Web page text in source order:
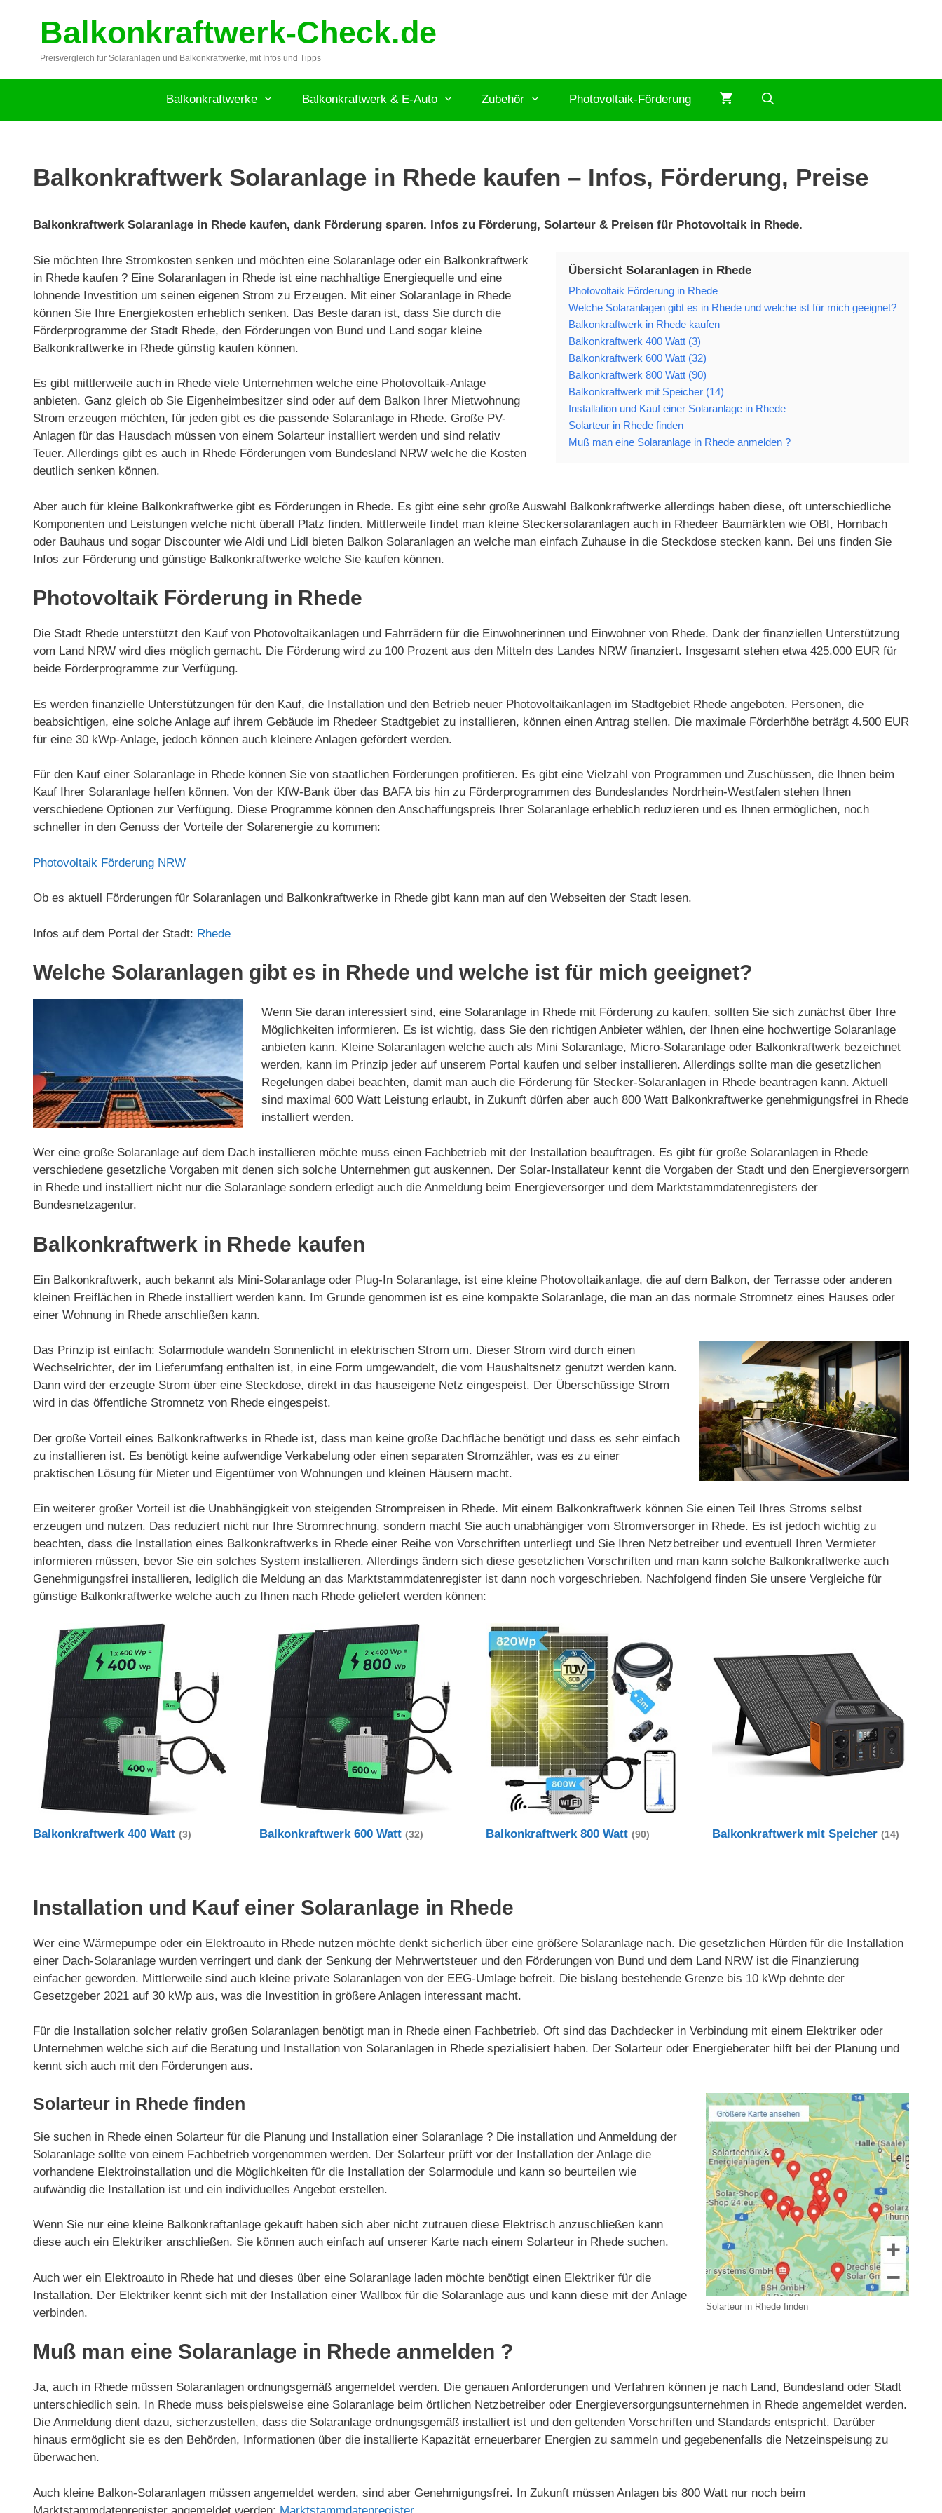
springenBalkonkraftwerk-Check.de
Preisvergleich für Solaranlagen und Balkonkraftwerke, mit Infos und Tipps
Balkonkraftwerke Balkonkraftwerk & E-Auto Zubehör Photovoltaik-Förderung
Balkonkraftwerk Solaranlage in Rhede kaufen – Infos, Förderung, Preise
Balkonkraftwerk Solaranlage in Rhede kaufen, dank Förderung sparen. Infos zu Förderung, Solarteur & Preisen für Photovoltaik in Rhede.
Übersicht Solaranlagen in Rhede
Photovoltaik Förderung in Rhede
Welche Solaranlagen gibt es in Rhede und welche ist für mich geeignet?
Balkonkraftwerk in Rhede kaufen
Balkonkraftwerk 400 Watt (3)
Balkonkraftwerk 600 Watt (32)
Balkonkraftwerk 800 Watt (90)
Balkonkraftwerk mit Speicher (14)
Installation und Kauf einer Solaranlage in Rhede
Solarteur in Rhede finden
Muß man eine Solaranlage in Rhede anmelden ?
Sie möchten Ihre Stromkosten senken und möchten eine Solaranlage oder ein Balkonkraftwerk
in Rhede kaufen ? Eine Solaranlagen in Rhede ist eine nachhaltige Energiequelle und eine
lohnende Investition um seinen eigenen Strom zu Erzeugen. Mit einer Solaranlage in Rhede
können Sie Ihre Energiekosten erheblich senken. Das Beste daran ist, dass Sie durch die
Förderprogramme der Stadt Rhede, den Förderungen von Bund und Land sogar kleine
Balkonkraftwerke in Rhede günstig kaufen können.
Es gibt mittlerweile auch in Rhede viele Unternehmen welche eine Photovoltaik-Anlage
anbieten. Ganz gleich ob Sie Eigenheimbesitzer sind oder auf dem Balkon Ihrer Mietwohnung
Strom erzeugen möchten, für jeden gibt es die passende Solaranlage in Rhede. Große PV-
Anlagen für das Hausdach müssen von einem Solarteur installiert werden und sind relativ
Teuer. Allerdings gibt es auch in Rhede Förderungen vom Bundesland NRW welche die Kosten
deutlich senken können.
Aber auch für kleine Balkonkraftwerke gibt es Förderungen in Rhede. Es gibt eine sehr große Auswahl Balkonkraftwerke allerdings haben diese, oft unterschiedliche
Komponenten und Leistungen welche nicht überall Platz finden. Mittlerweile findet man kleine Steckersolaranlagen auch in Rhedeer Baumärkten wie OBI, Hornbach
oder Bauhaus und sogar Discounter wie Aldi und Lidl bieten Balkon Solaranlagen an welche man einfach Zuhause in die Steckdose stecken kann. Bei uns finden Sie
Infos zur Förderung und günstige Balkonkraftwerke welche Sie kaufen können.
Photovoltaik Förderung in Rhede
Die Stadt Rhede unterstützt den Kauf von Photovoltaikanlagen und Fahrrädern für die Einwohnerinnen und Einwohner von Rhede. Dank der finanziellen Unterstützung
vom Land NRW wird dies möglich gemacht. Die Förderung wird zu 100 Prozent aus den Mitteln des Landes NRW finanziert. Insgesamt stehen etwa 425.000 EUR für
beide Förderprogramme zur Verfügung.
Es werden finanzielle Unterstützungen für den Kauf, die Installation und den Betrieb neuer Photovoltaikanlagen im Stadtgebiet Rhede angeboten. Personen, die
beabsichtigen, eine solche Anlage auf ihrem Gebäude im Rhedeer Stadtgebiet zu installieren, können einen Antrag stellen. Die maximale Förderhöhe beträgt 4.500 EUR
für eine 30 kWp-Anlage, jedoch können auch kleinere Anlagen gefördert werden.
Für den Kauf einer Solaranlage in Rhede können Sie von staatlichen Förderungen profitieren. Es gibt eine Vielzahl von Programmen und Zuschüssen, die Ihnen beim
Kauf Ihrer Solaranlage helfen können. Von der KfW-Bank über das BAFA bis hin zu Förderprogrammen des Bundeslandes Nordrhein-Westfalen stehen Ihnen
verschiedene Optionen zur Verfügung. Diese Programme können den Anschaffungspreis Ihrer Solaranlage erheblich reduzieren und es Ihnen ermöglichen, noch
schneller in den Genuss der Vorteile der Solarenergie zu kommen:
Photovoltaik Förderung NRW
Ob es aktuell Förderungen für Solaranlagen und Balkonkraftwerke in Rhede gibt kann man auf den Webseiten der Stadt lesen.
Infos auf dem Portal der Stadt: Rhede
Welche Solaranlagen gibt es in Rhede und welche ist für mich geeignet?
Wenn Sie daran interessiert sind, eine Solaranlage in Rhede mit Förderung zu kaufen, sollten Sie sich zunächst über Ihre
Möglichkeiten informieren. Es ist wichtig, dass Sie den richtigen Anbieter wählen, der Ihnen eine hochwertige Solaranlage
anbieten kann. Kleine Solaranlagen welche auch als Mini Solaranlage, Micro-Solaranlage oder Balkonkraftwerk bezeichnet
werden, kann im Prinzip jeder auf unserem Portal kaufen und selber installieren. Allerdings sollte man die gesetzlichen
Regelungen dabei beachten, damit man auch die Förderung für Stecker-Solaranlagen in Rhede beantragen kann. Aktuell
sind maximal 600 Watt Leistung erlaubt, in Zukunft dürfen aber auch 800 Watt Balkonkraftwerke genehmigungsfrei in Rhede
installiert werden.
Wer eine große Solaranlage auf dem Dach installieren möchte muss einen Fachbetrieb mit der Installation beauftragen. Es gibt für große Solaranlagen in Rhede
verschiedene gesetzliche Vorgaben mit denen sich solche Unternehmen gut auskennen. Der Solar-Installateur kennt die Vorgaben der Stadt und den Energieversorgern
in Rhede und installiert nicht nur die Solaranlage sondern erledigt auch die Anmeldung beim Energieversorger und dem Marktstammdatenregisters der
Bundesnetzagentur.
Balkonkraftwerk in Rhede kaufen
Ein Balkonkraftwerk, auch bekannt als Mini-Solaranlage oder Plug-In Solaranlage, ist eine kleine Photovoltaikanlage, die auf dem Balkon, der Terrasse oder anderen
kleinen Freiflächen in Rhede installiert werden kann. Im Grunde genommen ist es eine kompakte Solaranlage, die man an das normale Stromnetz eines Hauses oder
einer Wohnung in Rhede anschließen kann.
Das Prinzip ist einfach: Solarmodule wandeln Sonnenlicht in elektrischen Strom um. Dieser Strom wird durch einen
Wechselrichter, der im Lieferumfang enthalten ist, in eine Form umgewandelt, die vom Haushaltsnetz genutzt werden kann.
Dann wird der erzeugte Strom über eine Steckdose, direkt in das hauseigene Netz eingespeist. Der Überschüssige Strom
wird in das öffentliche Stromnetz von Rhede eingespeist.
Der große Vorteil eines Balkonkraftwerks in Rhede ist, dass man keine große Dachfläche benötigt und dass es sehr einfach
zu installieren ist. Es benötigt keine aufwendige Verkabelung oder einen separaten Stromzähler, was es zu einer
praktischen Lösung für Mieter und Eigentümer von Wohnungen und kleinen Häusern macht.
Ein weiterer großer Vorteil ist die Unabhängigkeit von steigenden Strompreisen in Rhede. Mit einem Balkonkraftwerk können Sie einen Teil Ihres Stroms selbst
erzeugen und nutzen. Das reduziert nicht nur Ihre Stromrechnung, sondern macht Sie auch unabhängiger vom Stromversorger in Rhede. Es ist jedoch wichtig zu
beachten, dass die Installation eines Balkonkraftwerks in Rhede einer Reihe von Vorschriften unterliegt und Sie Ihren Netzbetreiber und eventuell Ihren Vermieter
informieren müssen, bevor Sie ein solches System installieren. Allerdings ändern sich diese gesetzlichen Vorschriften und man kann solche Balkonkraftwerke auch
Genehmigungsfrei installieren, lediglich die Meldung an das Marktstammdatenregister ist dann noch vorgeschrieben. Nachfolgend finden Sie unsere Vergleiche für
günstige Balkonkraftwerke welche auch zu Ihnen nach Rhede geliefert werden können:
Balkonkraftwerk 400 Watt (3) Balkonkraftwerk 600 Watt(32) Balkonkraftwerk 800 Watt(90) Balkonkraftwerk mit Speicher(14)
Installation und Kauf einer Solaranlage in Rhede
Wer eine Wärmepumpe oder ein Elektroauto in Rhede nutzen möchte denkt sicherlich über eine größere Solaranlage nach. Die gesetzlichen Hürden für die Installation
einer Dach-Solaranlage wurden verringert und dank der Senkung der Mehrwertsteuer und den Förderungen von Bund und dem Land NRW ist die Finanzierung
einfacher geworden. Mittlerweile sind auch kleine private Solaranlagen von der EEG-Umlage befreit. Die bislang bestehende Grenze bis 10 kWp dehnte der
Gesetzgeber 2021 auf 30 kWp aus, was die Investition in größere Anlagen interessant macht.
Für die Installation solcher relativ großen Solaranlagen benötigt man in Rhede einen Fachbetrieb. Oft sind das Dachdecker in Verbindung mit einem Elektriker oder
Unternehmen welche sich auf die Beratung und Installation von Solaranlagen in Rhede spezialisiert haben. Der Solarteur oder Energieberater hilft bei der Planung und
kennt sich auch mit den Förderungen aus.
Solarteur in Rhede finden
Solarteur in Rhede finden
Sie suchen in Rhede einen Solarteur für die Planung und Installation einer Solaranlage ? Die installation und Anmeldung der
Solaranlage sollte von einem Fachbetrieb vorgenommen werden. Der Solarteur prüft vor der Installation der Anlage die
vorhandene Elektroinstallation und die Möglichkeiten für die Installation der Solarmodule und kann so beurteilen wie
aufwändig die Installation ist und ein individuelles Angebot erstellen.
Wenn Sie nur eine kleine Balkonkraftanlage gekauft haben sich aber nicht zutrauen diese Elektrisch anzuschließen kann
diese auch ein Elektriker anschließen. Sie können auch einfach auf unserer Karte nach einem Solarteur in Rhede suchen.
Auch wer ein Elektroauto in Rhede hat und dieses über eine Solaranlage laden möchte benötigt einen Elektriker für die
Installation. Der Elektriker kennt sich mit der Installation einer Wallbox für die Solaranlage aus und kann diese mit der Anlage
verbinden.
Muß man eine Solaranlage in Rhede anmelden ?
Ja, auch in Rhede müssen Solaranlagen ordnungsgemäß angemeldet werden. Die genauen Anforderungen und Verfahren können je nach Land, Bundesland oder Stadt
unterschiedlich sein. In Rhede muss beispielsweise eine Solaranlage beim örtlichen Netzbetreiber oder Energieversorgungsunternehmen in Rhede angemeldet werden.
Die Anmeldung dient dazu, sicherzustellen, dass die Solaranlage ordnungsgemäß installiert ist und den geltenden Vorschriften und Standards entspricht. Darüber
hinaus ermöglicht sie es den Behörden, Informationen über die installierte Kapazität erneuerbarer Energien zu sammeln und gegebenenfalls die Netzeinspeisung zu
überwachen.
Auch kleine Balkon-Solaranlagen müssen angemeldet werden, sind aber Genehmigungsfrei. In Zukunft müssen Anlagen bis 800 Watt nur noch beim